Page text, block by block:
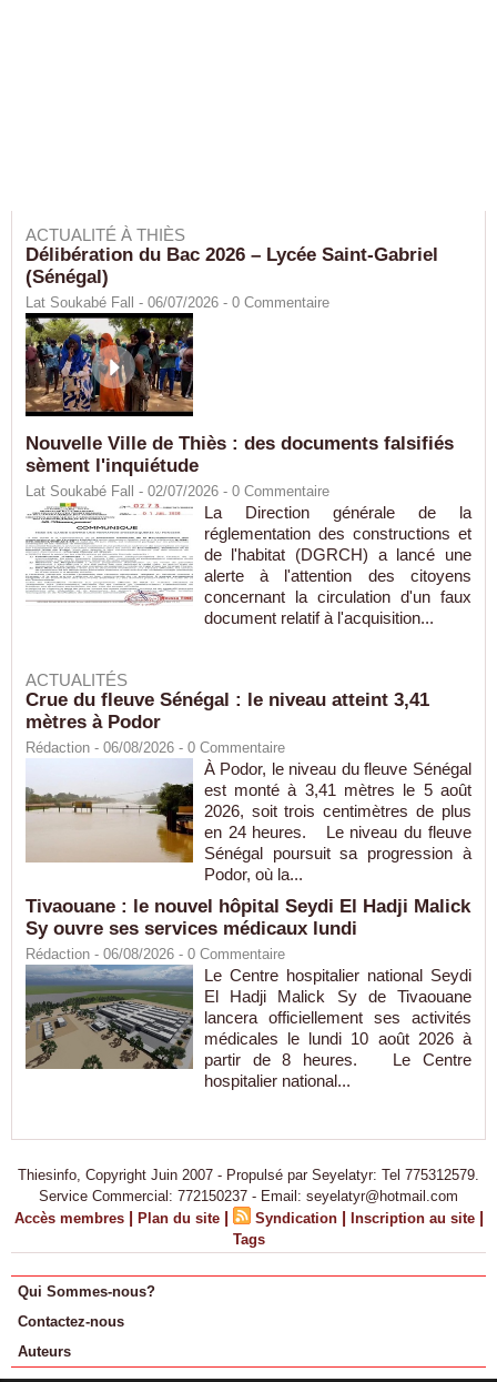
ACTUALITÉ À THIÈS
Délibération du Bac 2026 – Lycée Saint-Gabriel
(Sénégal)
Lat Soukabé Fall - 06/07/2026 - 0 Commentaire
Nouvelle Ville de Thiès : des documents falsifiés
sèment l'inquiétude
Lat Soukabé Fall - 02/07/2026 - 0 Commentaire
La Direction générale de la
réglementation des constructions et
de l'habitat (DGRCH) a lancé une
alerte à l'attention des citoyens
concernant la circulation d'un faux
document relatif à l'acquisition...
ACTUALITÉS
Crue du fleuve Sénégal : le niveau atteint 3,41
mètres à Podor
Rédaction - 06/08/2026 - 0 Commentaire
À Podor, le niveau du fleuve Sénégal
est monté à 3,41 mètres le 5 août
2026, soit trois centimètres de plus
en 24 heures. Le niveau du fleuve
Sénégal poursuit sa progression à
Podor, où la...
Tivaouane : le nouvel hôpital Seydi El Hadji Malick
Sy ouvre ses services médicaux lundi
Rédaction - 06/08/2026 - 0 Commentaire
Le Centre hospitalier national Seydi
El Hadji Malick Sy de Tivaouane
lancera officiellement ses activités
médicales le lundi 10 août 2026 à
partir de 8 heures. Le Centre
hospitalier national...
Thiesinfo, Copyright Juin 2007 - Propulsé par Seyelatyr: Tel 775312579.
Service Commercial: 772150237 - Email: seyelatyr@hotmail.com
Accès membres | Plan du site | Syndication | Inscription au site |
Tags
Qui Sommes-nous?
Contactez-nous
Auteurs